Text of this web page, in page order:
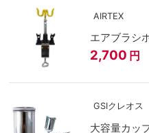
AIRTEX
エアブラシ
2,700 円
GSIクレオス
大容量カッ